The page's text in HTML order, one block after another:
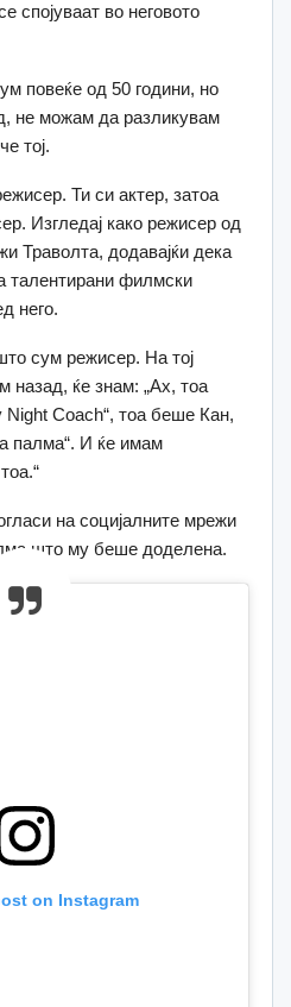
спојуваат во неговото
повеќе од 50 години, но
не можам да разликувам
тој.
Ти си актер, затоа
Изгледај како режисер од
Траволта, додавајќи дека
талентирани филмски
него.
сум режисер. На тој
назад, ќе знам: „Ах, тоа
Coach“, тоа беше Кан,
палма“. И ќе имам
на социјалните мрежи
што му беше доделена.
on Instagram